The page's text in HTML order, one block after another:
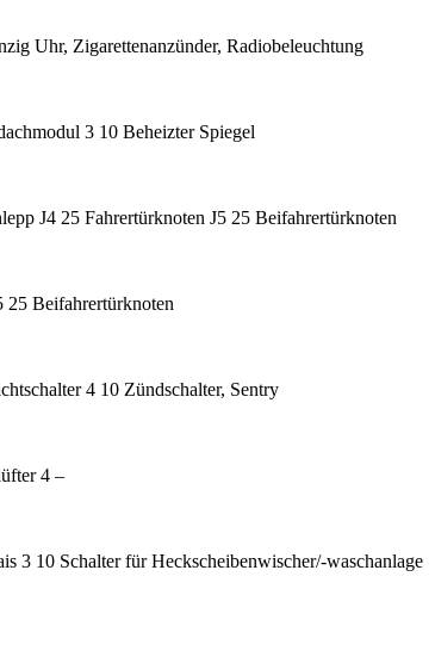
Uhr, Zigarettenanzünder, Radiobeleuchtung
3 10 Beheizter Spiegel
J4 25 Fahrertürknoten J5 25 Beifahrertürknoten
25 Beifahrertürknoten
4 10 Zündschalter, Sentry
4 –
3 10 Schalter für Heckscheibenwischer/-waschanlage